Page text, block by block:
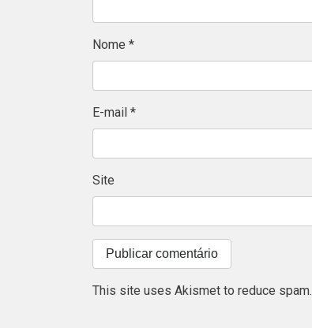
Nome *
E-mail *
Site
This site uses Akismet to reduce spam.